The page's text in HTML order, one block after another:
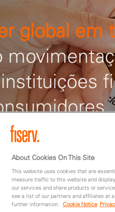
global em
About Cookies On This Site
This website uses cookies that are
measure traffic to this website and
our services and share products or
see a list of our partners and affiliates at
further information:
Cookie Notice